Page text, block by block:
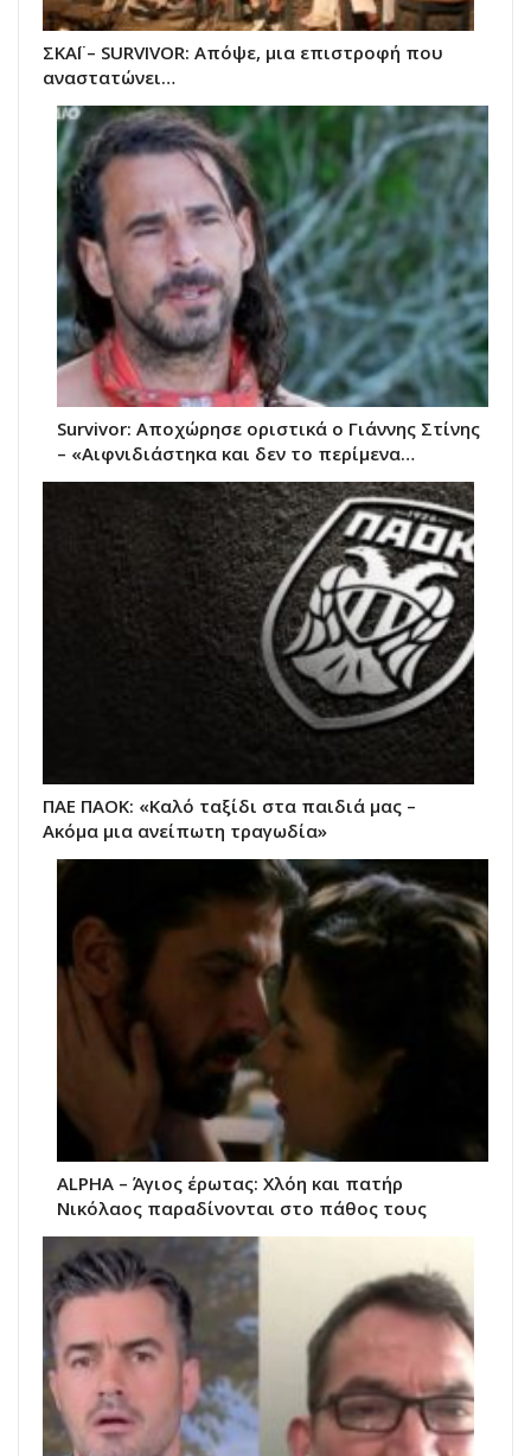
ΣΚΑΪ – SURVIVOR: Απόψε, μια επιστροφή που
αναστατώνει…
Survivor: Αποχώρησε οριστικά ο Γιάννης Στίνης
– «Αιφνιδιάστηκα και δεν το περίμενα…
ΠΑΕ ΠΑΟΚ: «Καλό ταξίδι στα παιδιά μας –
Ακόμα μια ανείπωτη τραγωδία»
ALPHA – Άγιος έρωτας: Χλόη και πατήρ
Νικόλαος παραδίνονται στο πάθος τους